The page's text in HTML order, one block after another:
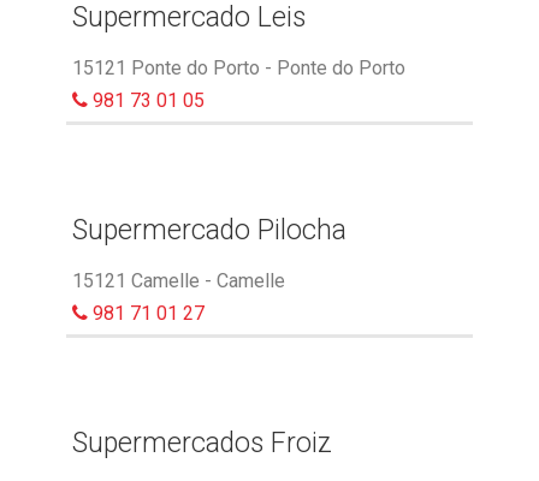
Supermercado Leis
15121 Ponte do Porto - Ponte do Porto
981 73 01 05
Supermercado Pilocha
15121 Camelle - Camelle
981 71 01 27
Supermercados Froiz